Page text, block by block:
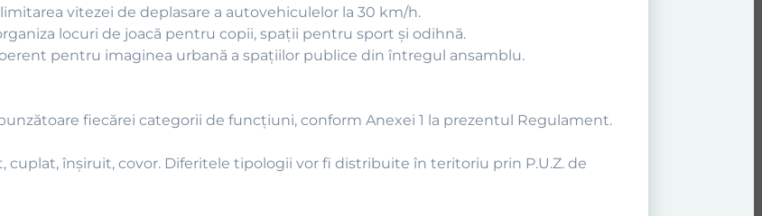
vitezei de deplasare a autovehiculelor la 30 km/h.
locuri de joacă pentru copii, spaţii pentru sport şi odihnă.
pentru imaginea urbană a spaţiilor publice din întregul ansamblu.
fiecărei categorii de funcţiuni, conform Anexei 1 la prezentul Regulament.
înşiruit, covor. Diferitele tipologii vor fi distribuite în teritoriu prin P.U.Z. de